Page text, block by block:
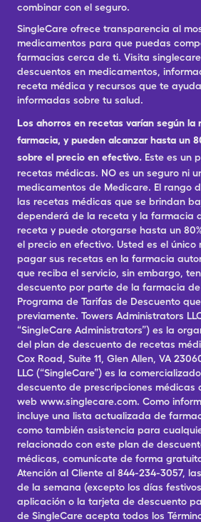
combinar con el seguro.
SingleCare ofrece transparencia al
medicamentos para que puedas
farmacias cerca de ti. Visita
descuentos en medicamentos,
receta médica y recursos que te
informadas sobre tu salud.
Los ahorros en recetas varían según la
farmacia, y pueden alcanzar hasta un
sobre el precio en efectivo. Este es un
recetas médicas. NO es un seguro ni
medicamentos de Medicare. El rango
las recetas médicas que se brindan
dependerá de la receta y la farmacia
receta y puede otorgarse hasta un
el precio en efectivo. Usted es el único
pagar sus recetas en la farmacia
que reciba el servicio, sin embargo,
descuento por parte de la farmacia
Programa de Tarifas de Descuento
previamente. Towers Administrators
“SingleCare Administrators”) es la
del plan de descuento de recetas
Cox Road, Suite 11, Glen Allen, VA
LLC (“SingleCare”) es la
descuento de prescripciones médicas
web www.singlecare.com. Como
incluye una lista actualizada de
como también asistencia para
relacionado con este plan de
médicas, comunícate de forma
Atención al Cliente al 844-234-3057,
de la semana (excepto los días
aplicación o la tarjeta de descuento
de SingleCare acepta todos los